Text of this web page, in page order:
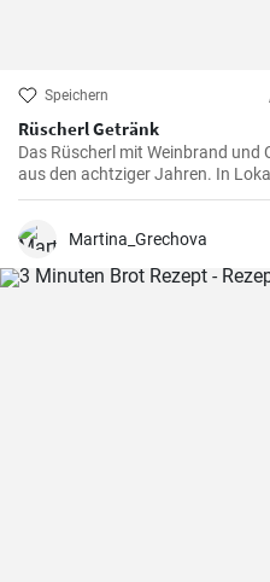
Speichern
Rüscherl Getränk
Das Rüscherl mit Weinbrand und
aus den achtziger Jahren. In
genannt nach dem bekannten
Martina_Grechova